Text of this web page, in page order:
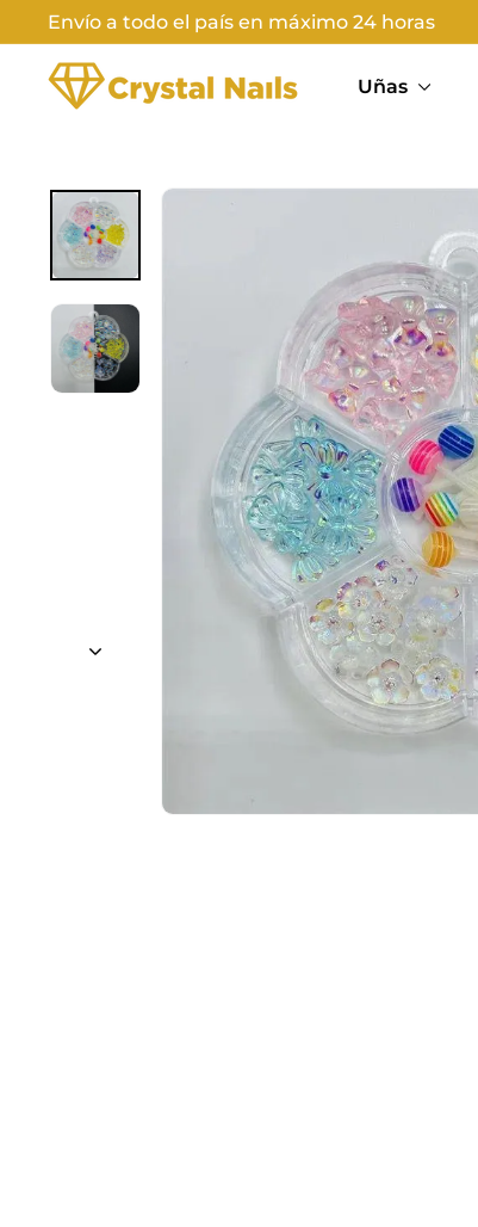
directamente
contenido
Diapositivas
pausa
Envío a todo el país en máximo 24 horas
C
R
A
L
N
A
I
Uñas